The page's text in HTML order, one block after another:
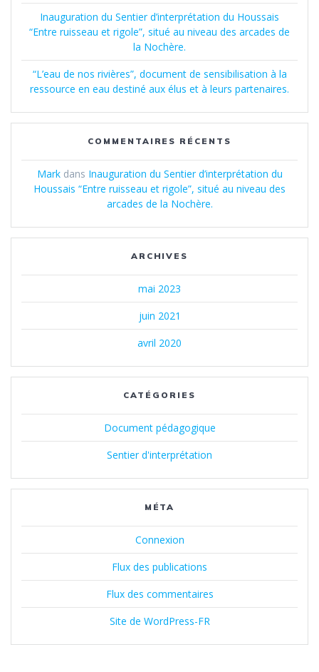
Inauguration du Sentier d’interprétation du Houssais
“Entre ruisseau et rigole”, situé au niveau des arcades de
la Nochère.
“L’eau de nos rivières”, document de sensibilisation à la
ressource en eau destiné aux élus et à leurs partenaires.
COMMENTAIRES RÉCENTS
Markdans Inauguration du Sentier d’interprétation du
Houssais “Entre ruisseau et rigole”, situé au niveau des
arcades de la Nochère.
ARCHIVES
mai 2023
juin 2021
avril 2020
CATÉGORIES
Document pédagogique
Sentier d'interprétation
MÉTA
Connexion
Flux des publications
Flux des commentaires
Site de WordPress-FR